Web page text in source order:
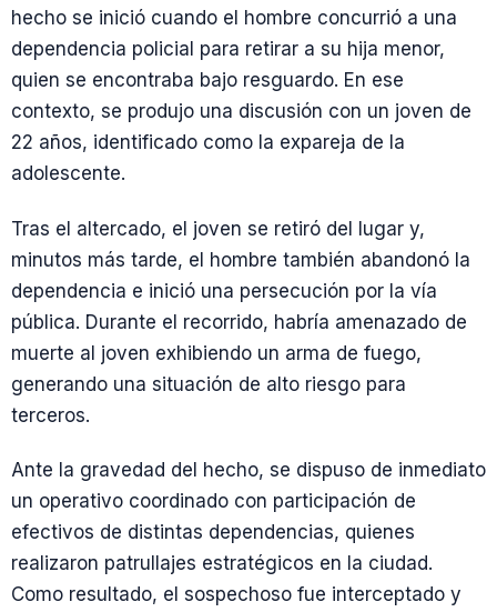
hecho se inició cuando el hombre concurrió a una
dependencia policial para retirar a su hija menor,
quien se encontraba bajo resguardo. En ese
contexto, se produjo una discusión con un joven de
22 años, identificado como la expareja de la
adolescente.
Tras el altercado, el joven se retiró del lugar y,
minutos más tarde, el hombre también abandonó la
dependencia e inició una persecución por la vía
pública. Durante el recorrido, habría amenazado de
muerte al joven exhibiendo un arma de fuego,
generando una situación de alto riesgo para
terceros.
Ante la gravedad del hecho, se dispuso de inmediato
un operativo coordinado con participación de
efectivos de distintas dependencias, quienes
realizaron patrullajes estratégicos en la ciudad.
Como resultado, el sospechoso fue interceptado y